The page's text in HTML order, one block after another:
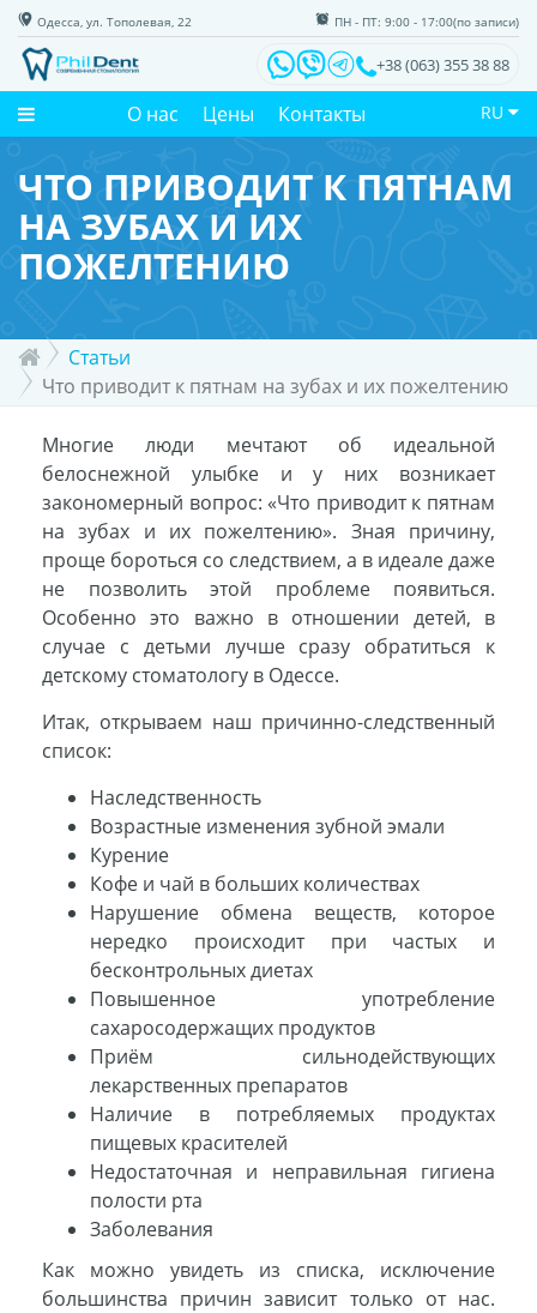
Одесса, ул. Тополевая, 22 ПН - ПТ: 9:00 - 17:00(по записи)
+38 (063) 355 38 88
О нас Цены Контакты RU
ЧТО ПРИВОДИТ К ПЯТНАМ
НА ЗУБАХ И ИХ
ПОЖЕЛТЕНИЮ
Статьи
Что приводит к пятнам на зубах и их пожелтению
Многие люди мечтают об идеальной
белоснежной улыбке и у них возникает
закономерный вопрос: «Что приводит к пятнам
на зубах и их пожелтению». Зная причину,
проще бороться со следствием, а в идеале даже
не позволить этой проблеме появиться.
Особенно это важно в отношении детей, в
случае с детьми лучше сразу обратиться к
детскому стоматологу в Одессе.
Итак, открываем наш причинно-следственный
список:
Наследственность
Возрастные изменения зубной эмали
Курение
Кофе и чай в больших количествах
Нарушение обмена веществ, которое
нередко происходит при частых и
бесконтрольных диетах
Повышенное употребление
сахаросодержащих продуктов
Приём сильнодействующих
лекарственных препаратов
Наличие в потребляемых продуктах
пищевых красителей
Недостаточная и неправильная гигиена
полости рта
Заболевания
Как можно увидеть из списка, исключение
большинства причин зависит только от нас.